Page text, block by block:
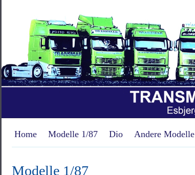
Home Modelle 1/87 Dio Andere Modelle
Modelle 1/87